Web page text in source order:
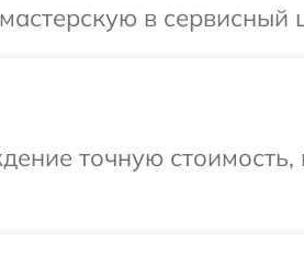
в сервисный
точную